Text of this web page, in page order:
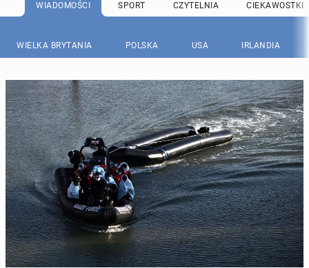
WIADOMOŚCI SPORT CZYTELNIA CIEKAWOSTKI
WIELKA BRYTANIA POLSKA USA IRLANDIA